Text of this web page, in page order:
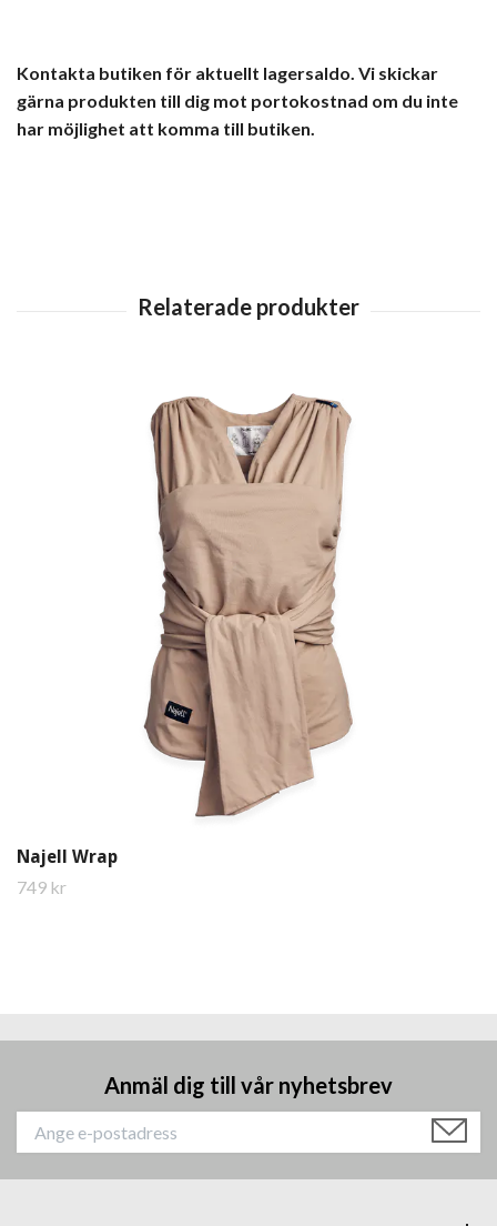
Kontakta butiken för aktuellt lagersaldo. Vi skickar
gärna produkten till dig mot portokostnad om du inte
har möjlighet att komma till butiken.
Najell Wrap
749 kr
Anmäl dig till vår nyhetsbrev